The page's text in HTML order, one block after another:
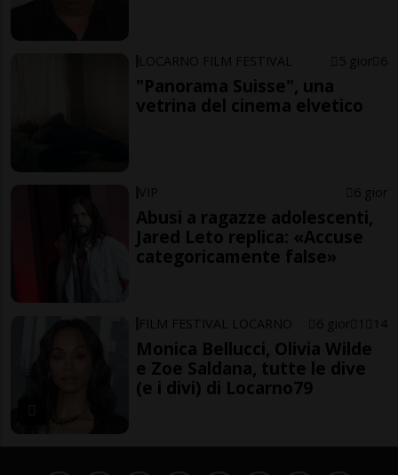
LOCARNO FILM FESTIVAL 5 gior 6
"Panorama Suisse", una
vetrina del cinema elvetico
VIP 6 gior
Abusi a ragazze adolescenti,
Jared Leto replica: «Accuse
categoricamente false»
FILM FESTIVAL LOCARNO 6 gior 1 14
Monica Bellucci, Olivia Wilde
e Zoe Saldana, tutte le dive
(e i divi) di Locarno79